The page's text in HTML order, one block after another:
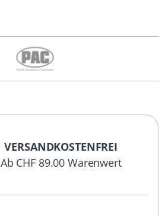
VERSANDKOSTENFREI
Ab CHF 89.00 Warenwert